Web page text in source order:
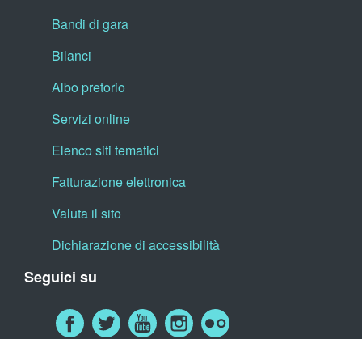
Bandi di gara
Bilanci
Albo pretorio
Servizi online
Elenco siti tematici
Fatturazione elettronica
Valuta il sito
Dichiarazione di accessibilità
Seguici su